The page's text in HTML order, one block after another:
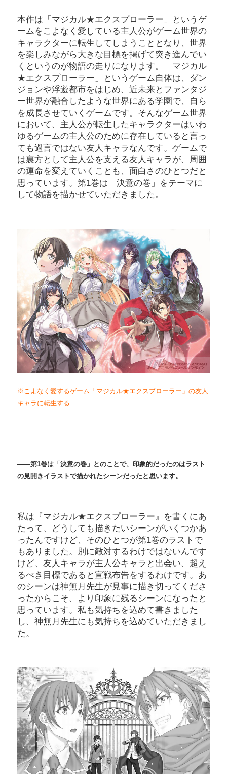
本作は「マジカル★エクスプローラー」というゲ
ームをこよなく愛している主人公がゲーム世界の
キャラクターに転生してしまうこととなり、世界
を楽しみながら大きな目標を掲げて突き進んでい
くというのが物語の走りになります。「マジカル
★エクスプローラー」というゲーム自体は、ダン
ジョンや浮遊都市をはじめ、近未来とファンタジ
ー世界が融合したような世界にある学園で、自ら
を成長させていくゲームです。そんなゲーム世界
において、主人公が転生したキャラクターはいわ
ゆるゲームの主人公のために存在していると言っ
ても過言ではない友人キャラなんです。ゲームで
は裏方として主人公を支える友人キャラが、周囲
の運命を変えていくことも、面白さのひとつだと
思っています。第1巻は「決意の巻」をテーマに
して物語を描かせていただきました。
※こよなく愛するゲーム「マジカル★エクスプローラー」の友人
キャラに転生する
――第1巻は「決意の巻」とのことで、印象的だったのはラスト
の見開きイラストで描かれたシーンだったと思います。
私は『マジカル★エクスプローラー』を書くにあ
たって、どうしても描きたいシーンがいくつかあ
ったんですけど、そのひとつが第1巻のラストで
もありました。別に敵対するわけではないんです
けど、友人キャラが主人公キャラと出会い、超え
るべき目標であると宣戦布告をするわけです。あ
のシーンは神無月先生が見事に描き切ってくださ
ったからこそ、より印象に残るシーンになったと
思っています。私も気持ちを込めて書きました
し、神無月先生にも気持ちを込めていただきまし
た。